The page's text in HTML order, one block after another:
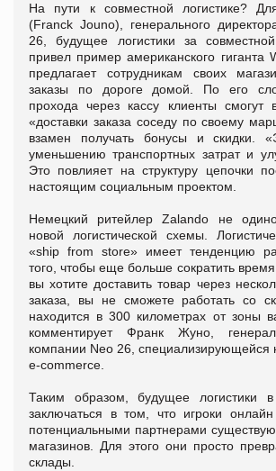
На пути к совместной логистике?
(Franck Jouno), генерального
26, будущее логистики за
привел пример американского гиганта
предлагает сотрудникам своих
заказы по дороге домой. По его
прохода через кассу клиенты смогут
«доставки заказа соседу по своему
взамен получать бонусы и скидки.
уменьшению транспортных затрат и
Это повлияет на структуру цепочки
настоящим социальным проектом.
Немецкий ритейлер Zalando не
новой логистической схемы.
«ship from store» имеет тенденцию
того, чтобы еще больше сократить
вы хотите доставить товар через
заказа, вы не сможете работать со
находится в 300 километрах от зоны
комментирует Франк Жуно,
компании Neo 26, специализирующейся
e-commerce.
Таким образом, будущее логистики
заключаться в том, что игроки онлайн
потенциальными партнерами
магазинов. Для этого они просто
склады.